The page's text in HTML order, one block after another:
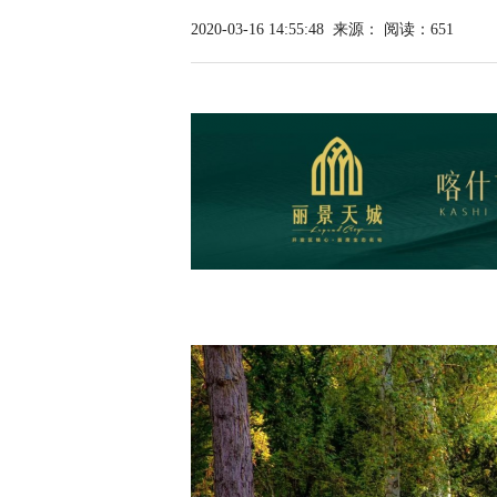
2020-03-16 14:55:48 来源： 阅读：651